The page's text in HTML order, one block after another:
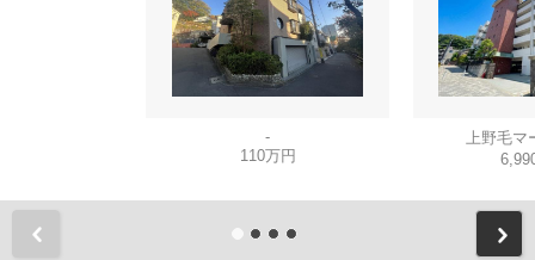
-
110万円
上野毛マ